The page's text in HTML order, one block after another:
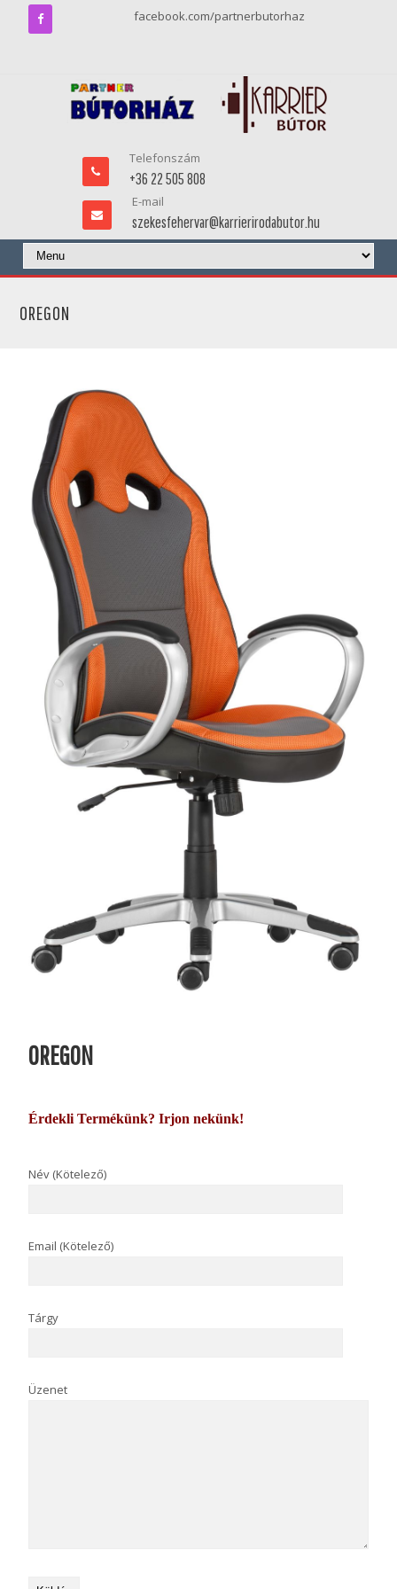
facebook.com/partnerbutorhaz
Telefonszám
+36 22 505 808
E-mail
szekesfehervar@karrierirodabutor.hu
OREGON
OREGON
Érdekli Termékünk? Irjon nekünk!
Név (Kötelező)
Email (Kötelező)
Tárgy
Üzenet